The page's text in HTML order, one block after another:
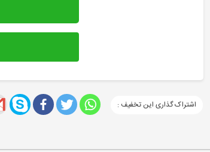
اشتراک گذاری این تخفیف :